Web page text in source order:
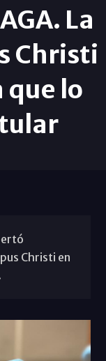
La
Christi
que lo
Christi en